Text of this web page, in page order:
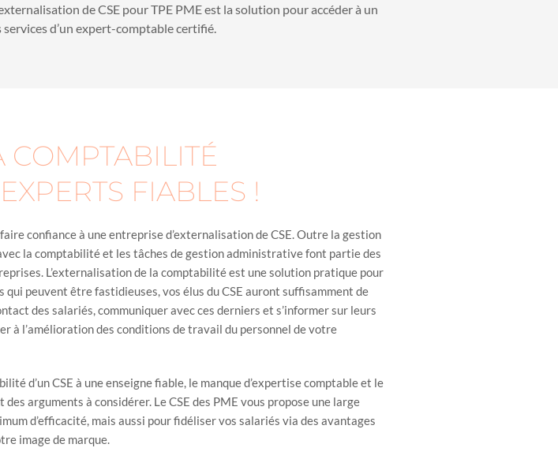
de CSE pour TPE PME est la solution pour accéder à un
d’un expert-comptable certifié.
COMPTABILITÉ
FIABLES !
confiance à une entreprise d’externalisation de CSE. Outre la gestion
la comptabilité et les tâches de gestion administrative font partie des
L’externalisation de la comptabilité est une solution pratique pour
peuvent être fastidieuses, vos élus du CSE auront suffisamment de
des salariés, communiquer avec ces derniers et s’informer sur leurs
l’amélioration des conditions de travail du personnel de votre
d’un CSE à une enseigne fiable, le manque d’expertise comptable et le
arguments à considérer. Le CSE des PME vous propose une large
d’efficacité, mais aussi pour fidéliser vos salariés via des avantages
image de marque.